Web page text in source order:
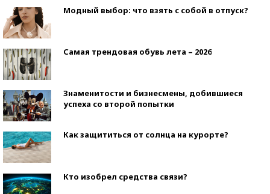
Модный выбор: что взять с собой в отпуск?
Самая трендовая обувь лета – 2026
Знаменитости и бизнесмены, добившиеся
успеха со второй попытки
Как защититься от солнца на курорте?
Кто изобрел средства связи?